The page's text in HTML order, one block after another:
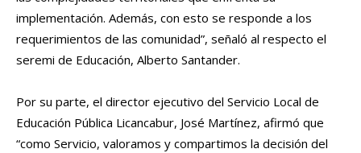
implementación. Además, con esto se responde a los
requerimientos de las comunidad”, señaló al respecto el
seremi de Educación, Alberto Santander.
Por su parte, el director ejecutivo del Servicio Local de
Educación Pública Licancabur, José Martínez, afirmó que
“como Servicio, valoramos y compartimos la decisión del